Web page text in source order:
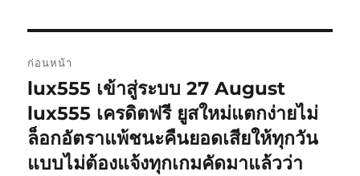
เรื่อง
ก่อนหน้า
เรื่อง
ก่อน
หน้า:
lux555 เข้าสู่ระบบ 27 August
lux555 เครดิตฟรี ยูสใหม่แตกง่ายไม่
ล็อกอัตราแพ้ชนะคืนยอดเสียให้ทุกวัน
แบบไม่ต้องแจ้งทุกเกมคัดมาแล้วว่า